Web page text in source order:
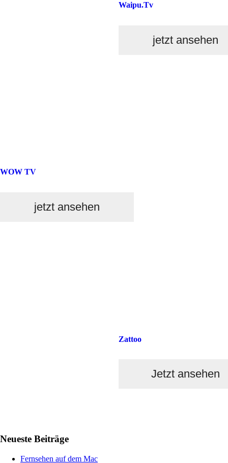
Waipu.Tv
jetzt ansehen
WOW TV
jetzt ansehen
Zattoo
Jetzt ansehen
Sidebar
Neueste Beiträge
Fernsehen auf dem Mac